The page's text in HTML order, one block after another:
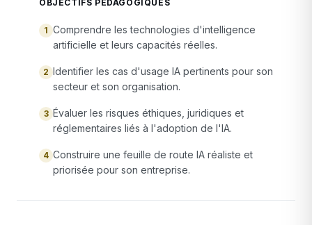
OBJECTIFS PÉDAGOGIQUES
1 Comprendre les technologies d'intelligence
artificielle et leurs capacités réelles.
2 Identifier les cas d'usage IA pertinents pour son
secteur et son organisation.
3 Évaluer les risques éthiques, juridiques et
réglementaires liés à l'adoption de l'IA.
4 Construire une feuille de route IA réaliste et
priorisée pour son entreprise.